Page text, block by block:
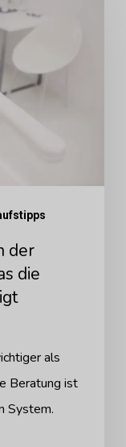
der
die
als
Beratung ist
System.